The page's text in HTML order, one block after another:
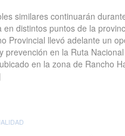
similares continuarán
en distintos puntos de la
Provincial llevó adelante un
prevención en la Ruta
en la zona de Rancho